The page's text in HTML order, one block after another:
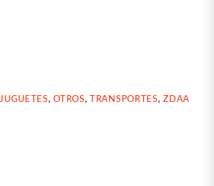
JUGUETES,OTROS,TRANSPORTES,ZDAA